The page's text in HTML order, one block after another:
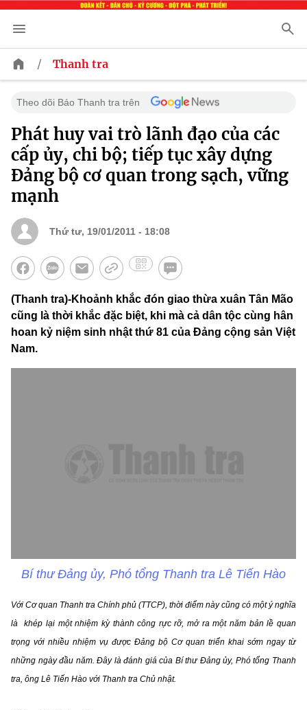
/ Thanh tra
Theo dõi Báo Thanh tra trên
Phát huy vai trò lãnh đạo của các
cấp ủy, chi bộ; tiếp tục xây dựng
Đảng bộ cơ quan trong sạch, vững
mạnh
Thứ tư, 19/01/2011 - 18:08
(Thanh tra)-Khoảnh khắc đón giao thừa xuân Tân Mão
cũng là thời khắc đặc biệt, khi mà cả dân tộc cùng hân
hoan kỷ niệm sinh nhật thứ 81 của Đảng cộng sản Việt
Nam.
Bí thư Đảng ủy, Phó tổng Thanh tra Lê Tiến Hào
Với Cơ quan Thanh tra Chính phủ (TTCP), thời điểm này cũng có một ý nghĩa
là khép lại một nhiệm kỳ thành công rực rỡ, mở ra một năm bản lề quan
trọng với nhiều nhiệm vụ được Đảng bộ Cơ quan triển khai sớm ngay từ
những ngày đầu năm. Đây là đánh giá của Bí thư Đảng ủy, Phó tổng Thanh
tra, ông Lê Tiến Hào với Thanh tra Chủ nhật.